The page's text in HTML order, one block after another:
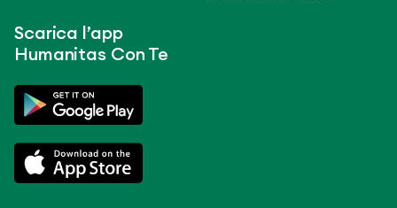
Scarica l’app
Humanitas Con Te